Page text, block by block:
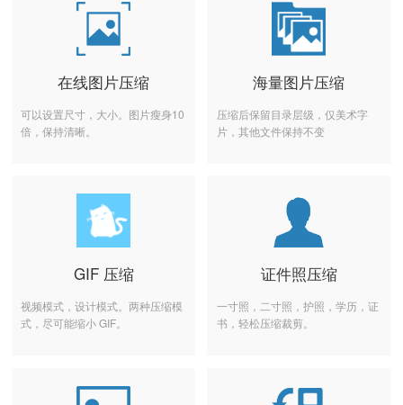
在线图片压缩
可以设置尺寸，大小。图片瘦身10
倍，保持清晰。
海量图片压缩
压缩后保留目录层级，仅美术字
片，其他文件保持不变
GIF 压缩
视频模式，设计模式。两种压缩模
式，尽可能缩小 GIF。
证件照压缩
一寸照，二寸照，护照，学历，证
书，轻松压缩裁剪。